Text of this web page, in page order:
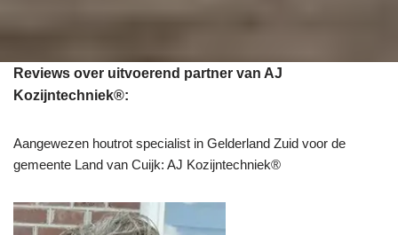
Reviews over uitvoerend partner van AJ
Kozijntechniek®:
Aangewezen houtrot specialist in Gelderland Zuid voor de
gemeente Land van Cuijk: AJ Kozijntechniek®